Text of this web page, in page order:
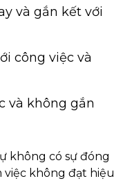
và gắn kết với
công việc và
và không gắn
không có sự đóng
việc không đạt hiệu